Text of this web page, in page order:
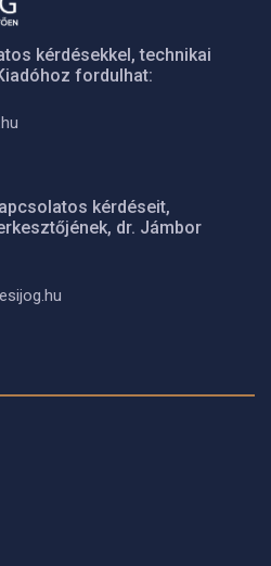
kérdésekkel, technikai
fordulhat:
kérdéseit,
dr. Jámbor